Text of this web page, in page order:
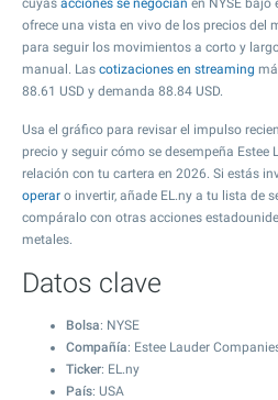
cuyas acciones se negocian en NYSE bajo
ofrece una vista en vivo de los precios del
para seguir los movimientos a corto y
manual. Las cotizaciones en streaming
88.61 USD y demanda 88.84 USD.
Usa el gráfico para revisar el impulso
precio y seguir cómo se desempeña Estee
relación con tu cartera en 2026. Si estás
operar o invertir, añade EL.ny a tu lista de
compáralo con otras acciones
metales.
Datos clave
Bolsa: NYSE
Compañía: Estee Lauder
Ticker: EL.ny
País: USA